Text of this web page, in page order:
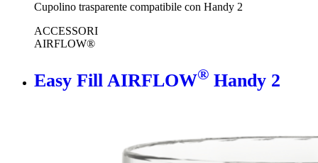
Cupolino trasparente compatibile con Handy 2
ACCESSORI
AIRFLOW®
Easy Fill AIRFLOW® Handy 2